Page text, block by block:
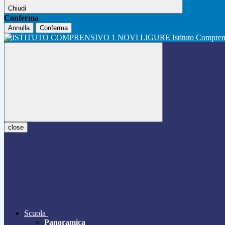
Chiudi
Conferma
Annulla Conferma
Istituto
close
Scuola
Panoramica